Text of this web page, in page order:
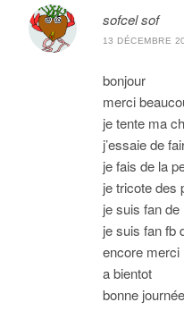
sofcel sof
13 DÉCEMBRE
bonjour
merci
je tente ma
j’essaie de
je fais de la
je tricote des
je suis fan
je suis fan fb
encore merci
a bientot
bonne journée